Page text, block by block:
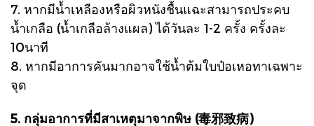
7. หากมีน้ำเหลืองหรือผิวหนังชื้นแฉะสามารถประคบ
น้ำเกลือ (น้ำเกลือล้างแผล) ได้วันละ 1-2 ครั้ง ครั้งละ
10นาที
8. หากมีอาการคันมากอาจใช้น้ำต้มใบป๋อเหอทาเฉพาะ
จุด
5. กลุ่มอาการที่มีสาเหตุมาจากพิษ (毒邪致病)